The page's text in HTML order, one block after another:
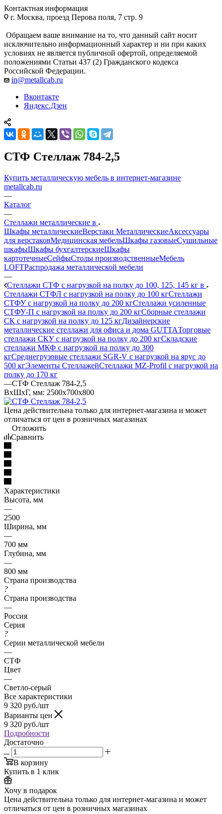
Контактная информация
г. Москва, проезд Перова поля, 7 стр. 9
Обращаем ваше внимание на то, что данный сайт носит
исключительно информационный характер и ни при каких
условиях не является публичной офертой, определяемой
положениями Статьи 437 (2) Гражданского кодекса
Российской Федерации.
in@metallcab.ru
Вконтакте
Яндекс.Дзен
СТФ Стеллаж 784-2,5
Купить металлическую мебель в интернет-магазине
metallcab.ru
—
Каталог
—
Стеллажи металлические в
Шкафы металлическиеВерстаки МеталлическиеАксессуары
для верстаковМедицинская мебельШкафы газовыеСушильные
шкафыШкафы бухгалтерскиеШкафы
картотечныеСейфыСтолы производственныеМебель
LOFTРаспродажа металлической мебели
—
Стеллажи СТФ с нагрузкой на полку до 100, 125, 145 кг в
Стеллажи СТФЛ с нагрузкой на полку до 100 кгСтеллажи
СТФУ с нагрузкой на полку до 200 кгСтеллажи усиленные
СТФУ-П с нагрузкой на полку до 200 кгСборные стеллажи
СК с нагрузкой на полку до 125 кгДизайнерские
металлические стеллажи для офиса и дома GUTTAТорговые
стеллажи СКУ с нагрузкой на полку до 200 кгСкладские
стеллажи МКФ с нагрузкой на полку до 300
кгСреднегрузовые стеллажи SGR-V с нагрузкой на ярус до
500 кгЭлементы СтеллажейСтеллажи MZ-Profil с нагрузкой на
полку до 170 кг
—СТФ Стеллаж 784-2,5
ВхШхГ, мм: 2500x700x800
Цена действительна только для интернет-магазина и может
отличаться от цен в розничных магазинах
Отложить
Сравнить
Характеристики
Высота, мм
—
2500
Ширина, мм
—
700 мм
Глубина, мм
—
800 мм
Страна производства
?
Страна производства
—
Россия
Серия
?
Серии металлической мебели
—
СТФ
Цвет
—
Светло-серый
Все характеристики
9 320 руб./шт
Варианты цен
9 320 руб./шт
Подробности
Достаточно
В корзину
Купить в 1 клик
Хочу в подарок
Цена действительна только для интернет-магазина и может
отличаться от цен в розничных магазинах